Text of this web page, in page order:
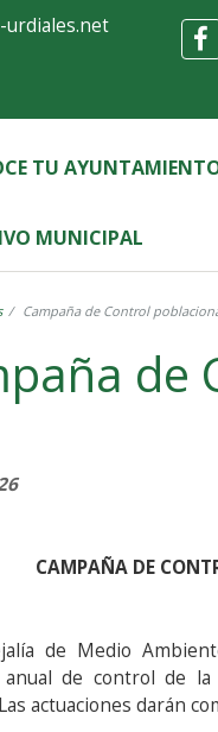
urdiales.net
TU
MUNICIPAL
Campaña de Control
de
CAMPAÑA DE
de Medio
anual de control de
actuaciones darán